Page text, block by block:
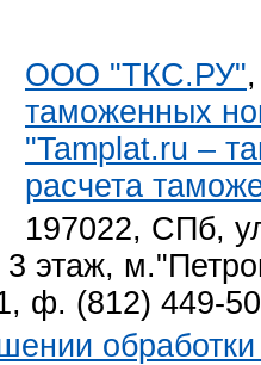
ООО "ТКС.РУ"
таможенных
"Tamplat.ru –
расчета
197022, СПб,
этаж,
ф. (812) 449-